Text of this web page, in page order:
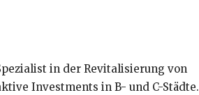
in der Revitalisierung von
Investments in B- und C-Städte.